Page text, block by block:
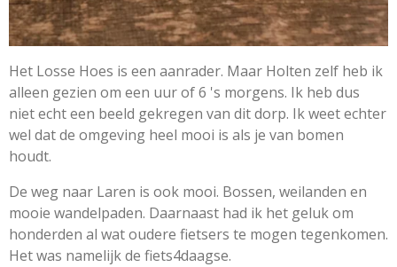
Het Losse Hoes is een aanrader. Maar Holten zelf heb ik
alleen gezien om een uur of 6 's morgens. Ik heb dus
niet echt een beeld gekregen van dit dorp. Ik weet echter
wel dat de omgeving heel mooi is als je van bomen
houdt.
De weg naar Laren is ook mooi. Bossen, weilanden en
mooie wandelpaden. Daarnaast had ik het geluk om
honderden al wat oudere fietsers te mogen tegenkomen.
Het was namelijk de fiets4daagse.